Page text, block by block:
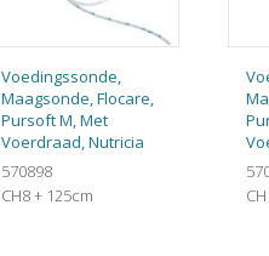
Voedingssonde,
Maagsonde, Flocare,
Pursoft M, Met
Voerdraad, Nutricia
570898
CH8 + 125cm